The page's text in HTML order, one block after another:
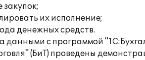
их исполнение;
денежных средств.
данными с программой
(БиТ) проведены